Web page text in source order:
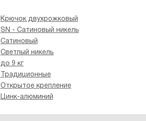
Крючок двухрожковый
SN - Cатиновый никель
Сатиновый
Светлый никель
до 9 кг
Традиционные
Открытое крепление
Цинк-алюминий